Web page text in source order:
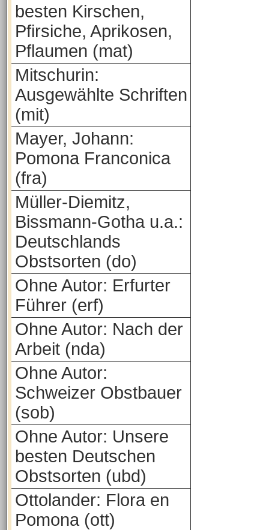
besten Kirschen,
Pfirsiche, Aprikosen,
Pflaumen (mat)
Mitschurin:
Ausgewählte Schriften
(mit)
Mayer, Johann:
Pomona Franconica
(fra)
Müller-Diemitz,
Bissmann-Gotha u.a.:
Deutschlands
Obstsorten (do)
Ohne Autor: Erfurter
Führer (erf)
Ohne Autor: Nach der
Arbeit (nda)
Ohne Autor:
Schweizer Obstbauer
(sob)
Ohne Autor: Unsere
besten Deutschen
Obstsorten (ubd)
Ottolander: Flora en
Pomona (ott)